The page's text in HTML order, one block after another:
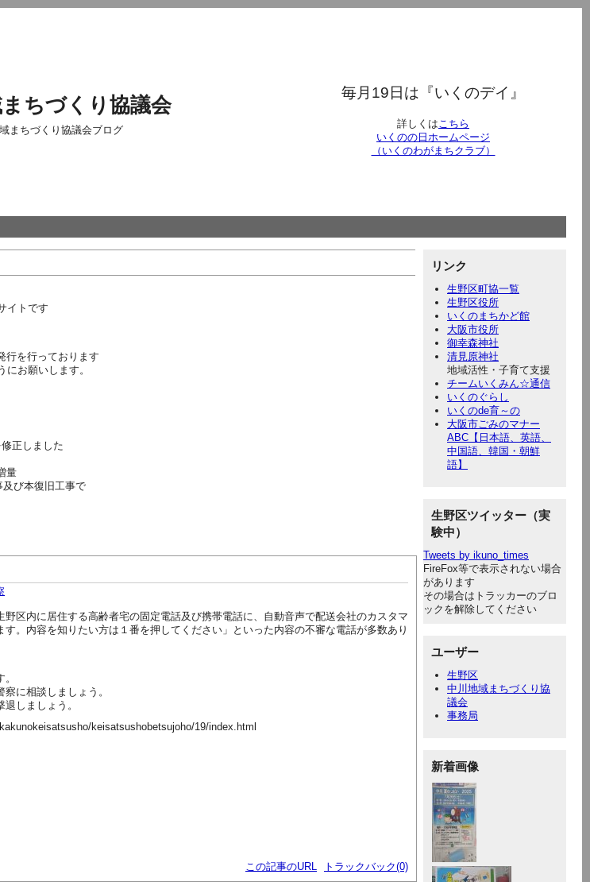
ちづくり協議会
まちづくり協議会ブログ
毎月19日は『いくのデイ』
詳しくはこちら
いくのの日ホームページ
（いくのわがまちクラブ）
リンク
生野区町協一覧
生野区役所
いくのまちかど館
大阪市役所
御幸森神社
清見原神社
地域活性・子育て支援
チームいくみん☆通信
いくのぐらし
いくのde育～の
大阪市ごみのマナー
ABC【日本語、英語、
中国語、韓国・朝鮮
語】
生野区ツイッター（実
験中）
Tweets by ikuno_times
FireFox等で表示されない場合
があります
その場合はトラッカーのブロ
ックを解除してください
ユーザー
生野区
中川地域まちづくり協
議会
事務局
新着画像
イトです
行を行っております
お願いします。
正しました
量
び本復旧工事で
区内に居住する高齢者宅の固定電話及び携帯電話に、自動音声で配送会社のカスタマ
。内容を知りたい方は１番を押してください」といった内容の不審な電話が多数あり
に相談しましょう。
しましょう。
keisatsushobetsujoho/19/index.html
この記事のURL トラックバック(0)